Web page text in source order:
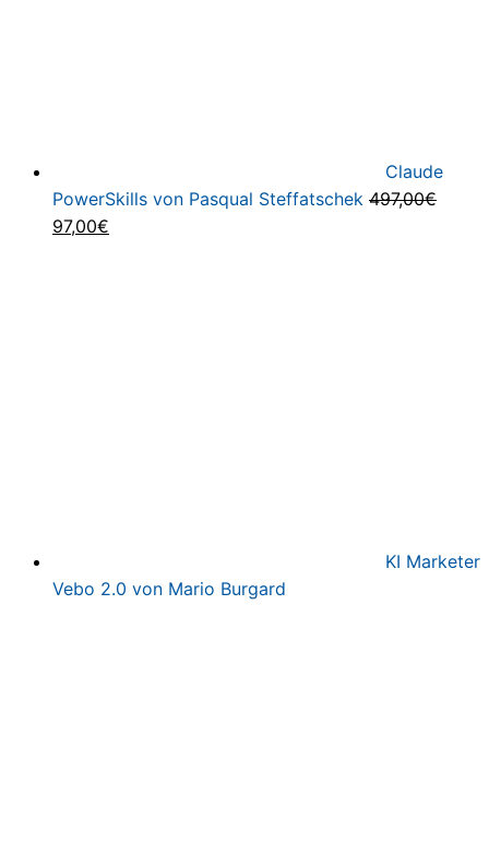
Claude
PowerSkills von Pasqual Steffatschek 497,00€
Ursprünglicher
97,00€
KI Marketer
Vebo 2.0 von Mario Burgard